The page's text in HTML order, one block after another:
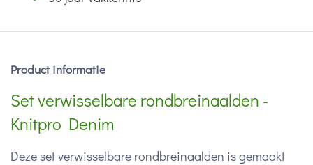
Product informatie
Set verwisselbare rondbreinaalden -
Knitpro Denim
Deze set verwisselbare rondbreinaalden is gemaakt